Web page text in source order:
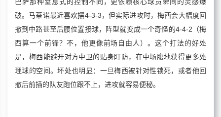
破。马蒂诺最近喜欢摆4-3-3，但实际进攻时，梅西会大幅度回
撤到中路甚至后腰位置接球，阵型就变成一个奇怪的4-4-2（梅
西算一个前锋？不，他更像前场自由人）。这个打法的好处
是，梅西能避开对方中卫的贴身盯防，在中场腹地获得更多处
理球的空间。坏处也明显：一旦梅西被针对性锁死，或者他回
撤后前插的队友跑位跟不上，进攻就容易便秘。